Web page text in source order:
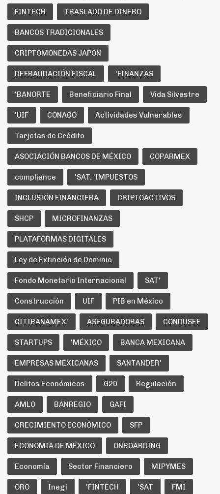
FINTECH TRASLADO DE DINERO
BANCOS TRADICIONALES
CRIPTOMONEDAS JAPON
DEFRAUDACIÓN FISCAL 'FINANZAS
'BANORTE Beneficiario Final Vida Silvestre
'UIF CONAGO Actividades Vulnerables
Tarjetas de Crédito
ASOCIACIÓN BANCOS DE MÉXICO COPARMEX
compliance 'SAT. 'IMPUESTOS
INCLUSIÓN FINANCIERA CRIPTOACTIVOS
SHCP MICROFINANZAS
PLATAFORMAS DIGITALES
Ley de Extinción de Dominio
Fondo Monetario Internacional SAT'
Construcción UIF PIB en México
CITIBANAMEX' ASEGURADORAS CONDUSEF
STARTUPS 'MÉXICO BANCA MEXICANA
EMPRESAS MEXICANAS SANTANDER'
Delitos Económicos G20 Regulación
AMLO BANREGIO GAFI
CRECIMIENTO ECONÓMICO SFP
ECONOMIA DE MÉXICO ONBOARDING
Economía Sector Financiero MIPYMES
ORO Inegi 'FINTECH 'SAT FMI